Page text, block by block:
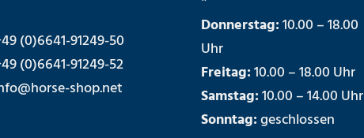
(0)6641-91249-50
(0)6641-91249-52
shop.net
Donnerstag:10.00 – 18.00
Uhr
Freitag:10.00 – 18.00 Uhr
Samstag:10.00 – 14.00 Uhr
Sonntag:geschlossen